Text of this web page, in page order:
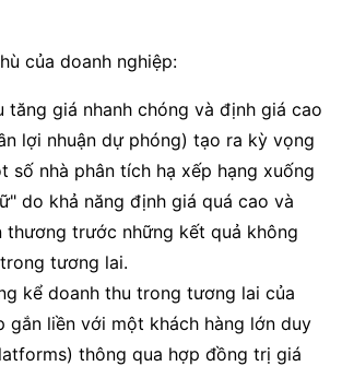
của doanh nghiệp:
tăng giá nhanh chóng và định giá cao
lợi nhuận dự phóng) tạo ra kỳ vọng
số nhà phân tích hạ xếp hạng xuống
do khả năng định giá quá cao và
thương trước những kết quả không
tương lai.
kể doanh thu trong tương lai của
gắn liền với một khách hàng lớn duy
thông qua hợp đồng trị giá